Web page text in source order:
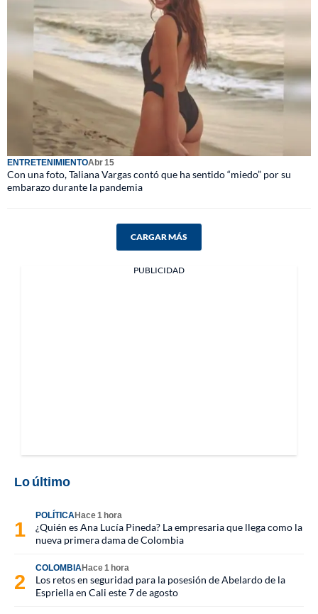
ENTRETENIMIENTOAbr 15
Con una foto, Taliana Vargas contó que ha sentido “miedo” por su
embarazo durante la pandemia
CARGAR MÁS
PUBLICIDAD
Lo último
POLÍTICAHace 1 hora
¿Quién es Ana Lucía Pineda? La empresaria que llega como la
nueva primera dama de Colombia
COLOMBIAHace 1 hora
Los retos en seguridad para la posesión de Abelardo de la
Espriella en Cali este 7 de agosto